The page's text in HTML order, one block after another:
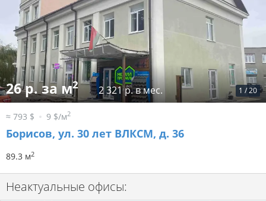
1 /20
26 р. за м2 2 321 р. в мес.
≈ 793 $ 9 $/м2
Борисов, ул. 30 лет ВЛКСМ, д. 36
89.3 м2
Неактуальные офисы: